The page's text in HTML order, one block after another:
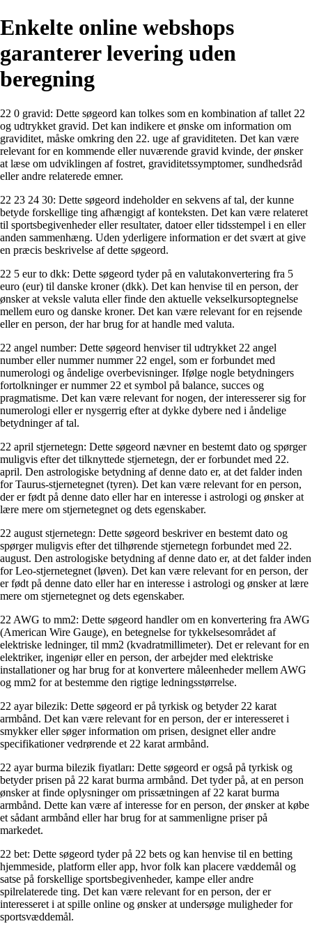
Enkelte online webshops
garanterer levering uden
beregning
22 0 gravid: Dette søgeord kan tolkes som en kombination af tallet 22
og udtrykket gravid. Det kan indikere et ønske om information om
graviditet, måske omkring den 22. uge af graviditeten. Det kan være
relevant for en kommende eller nuværende gravid kvinde, der ønsker
at læse om udviklingen af ​​fostret, graviditetssymptomer, sundhedsråd
eller andre relaterede emner.
22 23 24 30: Dette søgeord indeholder en sekvens af tal, der kunne
betyde forskellige ting afhængigt af konteksten. Det kan være relateret
til sportsbegivenheder eller resultater, datoer eller tidsstempel i en eller
anden sammenhæng. Uden yderligere information er det svært at give
en præcis beskrivelse af dette søgeord.
22 5 eur to dkk: Dette søgeord tyder på en valutakonvertering fra 5
euro (eur) til danske kroner (dkk). Det kan henvise til en person, der
ønsker at veksle valuta eller finde den aktuelle vekselkursoptegnelse
mellem euro og danske kroner. Det kan være relevant for en rejsende
eller en person, der har brug for at handle med valuta.
22 angel number: Dette søgeord henviser til udtrykket 22 angel
number eller nummer nummer 22 engel, som er forbundet med
numerologi og åndelige overbevisninger. Ifølge nogle betydningers
fortolkninger er nummer 22 et symbol på balance, succes og
pragmatisme. Det kan være relevant for nogen, der interesserer sig for
numerologi eller er nysgerrig efter at dykke dybere ned i åndelige
betydninger af tal.
22 april stjernetegn: Dette søgeord nævner en bestemt dato og spørger
muligvis efter det tilknyttede stjernetegn, der er forbundet med 22.
april. Den astrologiske betydning af denne dato er, at det falder inden
for Taurus-stjernetegnet (tyren). Det kan være relevant for en person,
der er født på denne dato eller har en interesse i astrologi og ønsker at
lære mere om stjernetegnet og dets egenskaber.
22 august stjernetegn: Dette søgeord beskriver en bestemt dato og
spørger muligvis efter det tilhørende stjernetegn forbundet med 22.
august. Den astrologiske betydning af denne dato er, at det falder inden
for Leo-stjernetegnet (løven). Det kan være relevant for en person, der
er født på denne dato eller har en interesse i astrologi og ønsker at lære
mere om stjernetegnet og dets egenskaber.
22 AWG to mm2: Dette søgeord handler om en konvertering fra AWG
(American Wire Gauge), en betegnelse for tykkelsesområdet af
elektriske ledninger, til mm2 (kvadratmillimeter). Det er relevant for en
elektriker, ingeniør eller en person, der arbejder med elektriske
installationer og har brug for at konvertere måleenheder mellem AWG
og mm2 for at bestemme den rigtige ledningsstørrelse.
22 ayar bilezik: Dette søgeord er på tyrkisk og betyder 22 karat
armbånd. Det kan være relevant for en person, der er interesseret i
smykker eller søger information om prisen, designet eller andre
specifikationer vedrørende et 22 karat armbånd.
22 ayar burma bilezik fiyatları: Dette søgeord er også på tyrkisk og
betyder prisen på 22 karat burma armbånd. Det tyder på, at en person
ønsker at finde oplysninger om prissætningen af ​​22 karat burma
armbånd. Dette kan være af interesse for en person, der ønsker at købe
et sådant armbånd eller har brug for at sammenligne priser på
markedet.
22 bet: Dette søgeord tyder på 22 bets og kan henvise til en betting
hjemmeside, platform eller app, hvor folk kan placere væddemål og
satse på forskellige sportsbegivenheder, kampe eller andre
spilrelaterede ting. Det kan være relevant for en person, der er
interesseret i at spille online og ønsker at undersøge muligheder for
sportsvæddemål.